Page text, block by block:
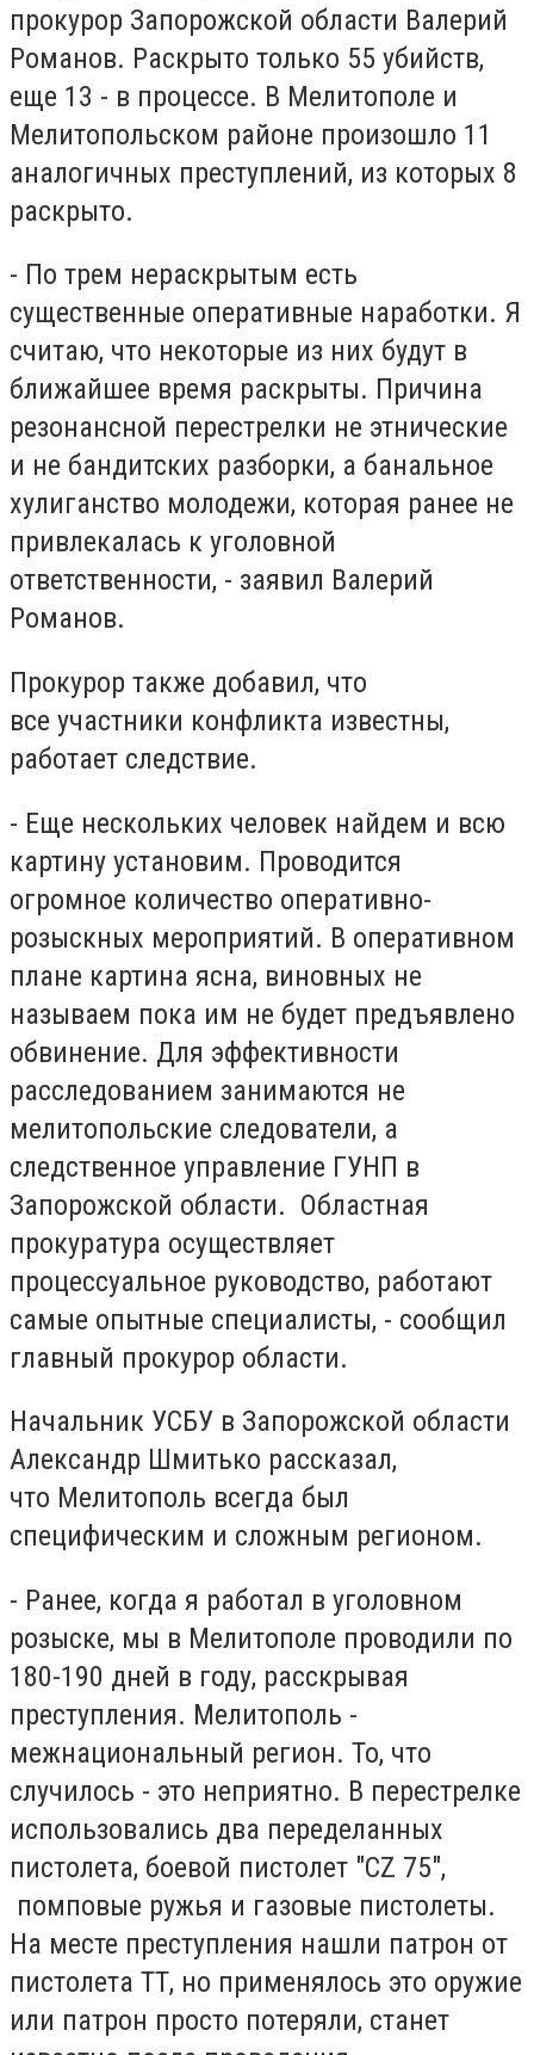
прокурор Запорожской области Валерий
Романов. Раскрыто только 55 убийств,
еще 13 - в процессе. В Мелитополе и
Мелитопольском районе произошло 11
аналогичных преступлений, из которых 8
раскрыто.
- По трем нераскрытым есть
существенные оперативные наработки. Я
считаю, что некоторые из них будут в
ближайшее время раскрыты. Причина
резонансной перестрелки не этнические
и не бандитских разборки, а банальное
хулиганство молодежи, которая ранее не
привлекалась к уголовной
ответственности, - заявил Валерий
Романов.
Прокурор также добавил, что
все участники конфликта известны,
работает следствие.
- Еще нескольких человек найдем и всю
картину установим. Проводится
огромное количество оперативно-
розыскных мероприятий. В оперативном
плане картина ясна, виновных не
называем пока им не будет предъявлено
обвинение. Для эффективности
расследованием занимаются не
мелитопольские следователи, а
следственное управление ГУНП в
Запорожской области. Областная
прокуратура осуществляет
процессуальное руководство, работают
самые опытные специалисты, - сообщил
главный прокурор области.
Начальник УСБУ в Запорожской области
Александр Шмитько рассказал,
что Мелитополь всегда был
специфическим и сложным регионом.
- Ранее, когда я работал в уголовном
розыске, мы в Мелитополе проводили по
180-190 дней в году, расскрывая
преступления. Мелитополь -
межнациональный регион. То, что
случилось - это неприятно. В перестрелке
использовались два переделанных
пистолета, боевой пистолет "CZ 75",
помповые ружья и газовые пистолеты.
На месте преступления нашли патрон от
пистолета ТТ, но применялось это оружие
или патрон просто потеряли, станет